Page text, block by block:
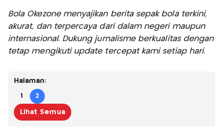
Bola Okezone menyajikan berita sepak bola terkini,
akurat, dan terpercaya dari dalam negeri maupun
internasional. Dukung jurnalisme berkualitas dengan
tetap mengikuti update tercepat kami setiap hari.
Halaman:
1 2
Lihat Semua